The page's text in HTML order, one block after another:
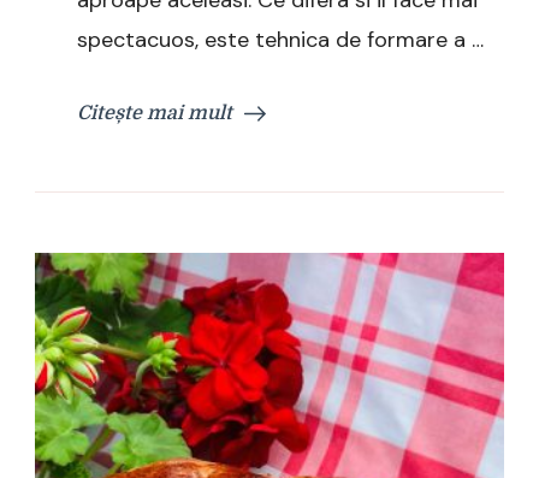
spectacuos, este tehnica de formare a …
Citește mai mult